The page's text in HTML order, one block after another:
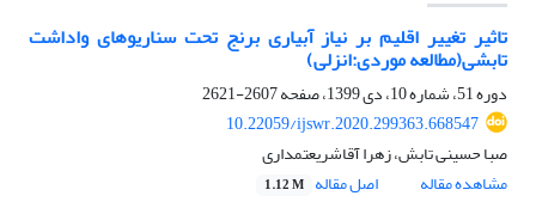
تاثیر تغییر اقلیم بر نیاز آبیاری برنج تحت سناریوهای ‌واداشت
تابشی(مطالعه موردی:انزلی)
دوره 51، شماره 10، دی 1399، صفحه
2607-2621
10.22059/ijswr.2020.299363.668547
صبا حسینی تابش، زهرا آقاشریعتمداری
مشاهده مقاله
اصل مقاله 1.12 M